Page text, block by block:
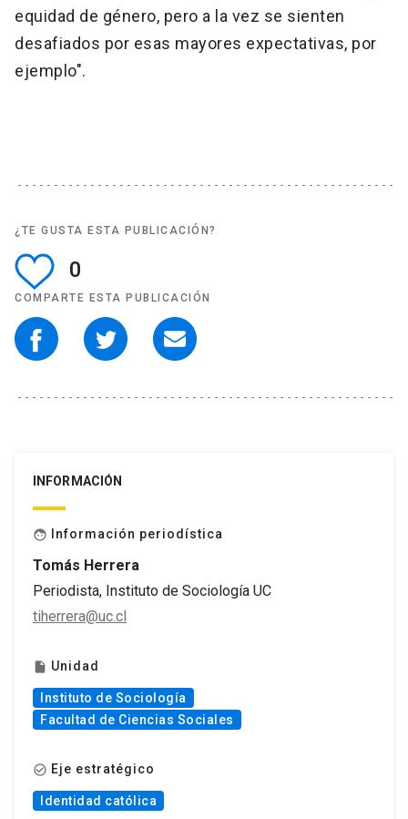
equidad de género, pero a la vez se sienten
desafiados por esas mayores expectativas, por
ejemplo".
¿TE GUSTA ESTA PUBLICACIÓN?
0
COMPARTE ESTA PUBLICACIÓN
INFORMACIÓN
face Información periodística
Tomás Herrera
Periodista, Instituto de Sociología UC
tiherrera@uc.cl
insert_drive_file Unidad
Instituto de Sociología
Facultad de Ciencias Sociales
check_circle_outline Eje estratégico
Identidad católica